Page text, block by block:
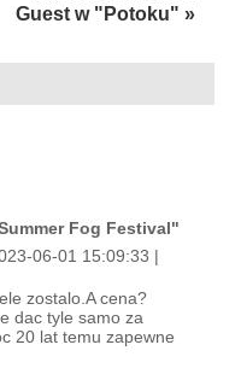
Guest w "Potoku" »
Fog Festival"
06-01 15:09:33 |
zostalo.A cena?
dac tyle samo za
20 lat temu zapewne